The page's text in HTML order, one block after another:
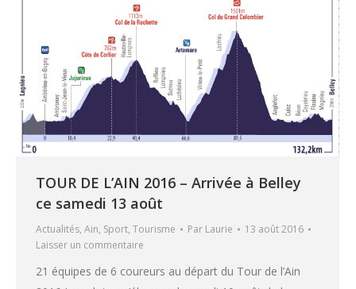
TOUR DE L’AIN 2016 – Arrivée à Belley
ce samedi 13 août
Actualités, Ain, Sport, Tourisme Par Laurie
13 août 2016
Laisser un commentaire
21 équipes de 6 coureurs au départ du Tour de l’Ain